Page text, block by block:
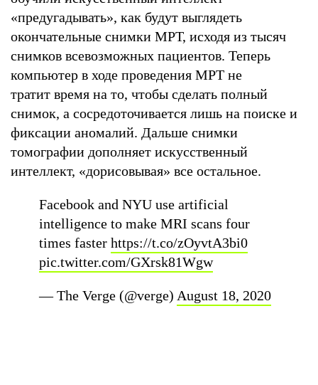
«предугадывать», как будут выглядеть
окончательные снимки МРТ, исходя из тысяч
снимков всевозможных пациентов. Теперь
компьютер в ходе проведения МРТ не
тратит время на то, чтобы сделать полный
снимок, а сосредоточивается лишь на поиске и
фиксации аномалий. Дальше снимки
томографии дополняет искусственный
интеллект, «дорисовывая» все остальное.
Facebook and NYU use artificial
intelligence to make MRI scans four
times faster https://t.co/zOyvtA3bi0
pic.twitter.com/GXrsk81Wgw
— The Verge (@verge) August 18, 2020